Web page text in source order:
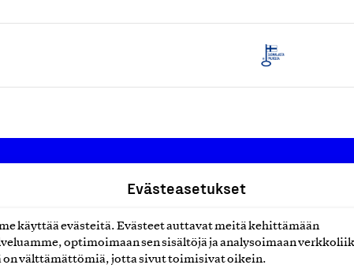
Evästeasetukset
käyttää evästeitä. Evästeet auttavat meitä kehittämään
optimoimaan sen sisältöjä ja analysoimaan
on välttämättömiä, jotta sivut toimisivat oikein.
Suomalainen työ ry
Eteläranta 14,